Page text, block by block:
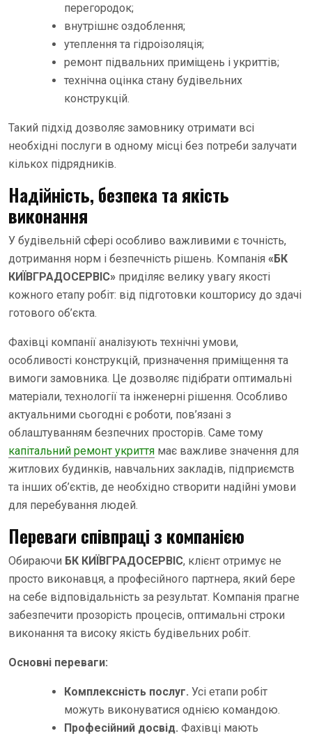
перегородок;
внутрішнє оздоблення;
утеплення та гідроізоляція;
ремонт підвальних приміщень і укриттів;
технічна оцінка стану будівельних
конструкцій.
Такий підхід дозволяє замовнику отримати всі
необхідні послуги в одному місці без потреби залучати
кількох підрядників.
Надійність, безпека та якість
виконання
У будівельній сфері особливо важливими є точність,
дотримання норм і безпечність рішень. Компанія «БК
КИЇВГРАДОСЕРВІС» приділяє велику увагу якості
кожного етапу робіт: від підготовки кошторису до здачі
готового об’єкта.
Фахівці компанії аналізують технічні умови,
особливості конструкцій, призначення приміщення та
вимоги замовника. Це дозволяє підібрати оптимальні
матеріали, технології та інженерні рішення. Особливо
актуальними сьогодні є роботи, пов’язані з
облаштуванням безпечних просторів. Саме тому
капітальний ремонт укриття має важливе значення для
житлових будинків, навчальних закладів, підприємств
та інших об’єктів, де необхідно створити надійні умови
для перебування людей.
Переваги співпраці з компанією
Обираючи БК КИЇВГРАДОСЕРВІС, клієнт отримує не
просто виконавця, а професійного партнера, який бере
на себе відповідальність за результат. Компанія прагне
забезпечити прозорість процесів, оптимальні строки
виконання та високу якість будівельних робіт.
Основні переваги:
Комплексність послуг. Усі етапи робіт
можуть виконуватися однією командою.
Професійний досвід. Фахівці мають